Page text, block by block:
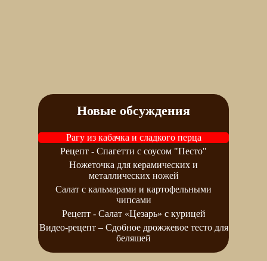
Новые обсуждения
Рагу из кабачка и сладкого перца
Рецепт - Спагетти с соусом "Песто"
Ножеточка для керамических и
металлических ножей
Салат с кальмарами и картофельными
чипсами
Рецепт - Салат «Цезарь» с курицей
Видео-рецепт – Сдобное дрожжевое тесто для
беляшей